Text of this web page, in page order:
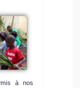
à nos